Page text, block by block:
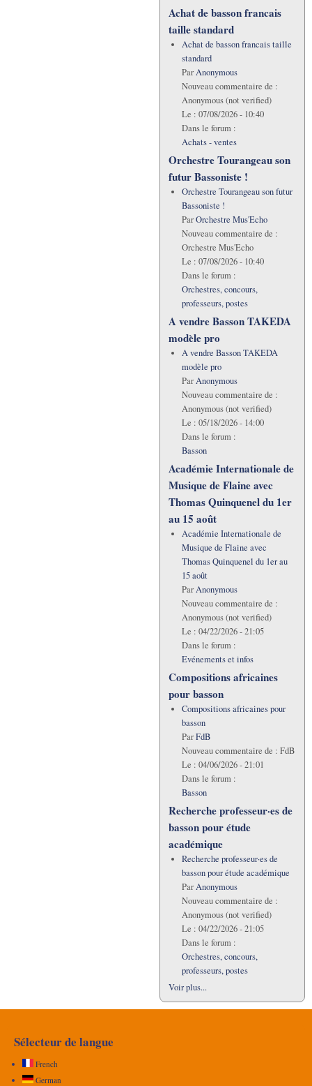
Achat de basson francais
taille standard
Achat de basson francais taille
standard
ParAnonymous
Nouveau commentaire de :
Anonymous (not verified)
Le : 07/08/2026 - 10:40
Dans le forum :
Achats - ventes
Orchestre Tourangeau son
futur Bassoniste !
Orchestre Tourangeau son futur
Bassoniste !
ParOrchestre Mus'Echo
Nouveau commentaire de :
Orchestre Mus'Echo
Le : 07/08/2026 - 10:40
Dans le forum :
Orchestres, concours,
professeurs, postes
A vendre Basson TAKEDA
modèle pro
A vendre Basson TAKEDA
modèle pro
ParAnonymous
Nouveau commentaire de :
Anonymous (not verified)
Le : 05/18/2026 - 14:00
Dans le forum :
Basson
Académie Internationale de
Musique de Flaine avec
Thomas Quinquenel du 1er
au 15 août
Académie Internationale de
Musique de Flaine avec
Thomas Quinquenel du 1er au
15 août
ParAnonymous
Nouveau commentaire de :
Anonymous (not verified)
Le : 04/22/2026 - 21:05
Dans le forum :
Evénements et infos
Compositions africaines
pour basson
Compositions africaines pour
basson
ParFdB
Nouveau commentaire de : FdB
Le : 04/06/2026 - 21:01
Dans le forum :
Basson
Recherche professeur·es de
basson pour étude
académique
Recherche professeur·es de
basson pour étude académique
ParAnonymous
Nouveau commentaire de :
Anonymous (not verified)
Le : 04/22/2026 - 21:05
Dans le forum :
Orchestres, concours,
professeurs, postes
Voir plus...
Sélecteur de langue
French
German